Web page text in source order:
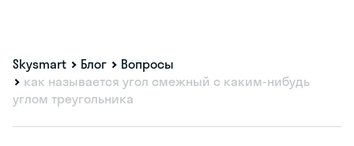
Skysmart Блог
Вопросы
как называется угол смежный с каким-нибудь
углом треугольника